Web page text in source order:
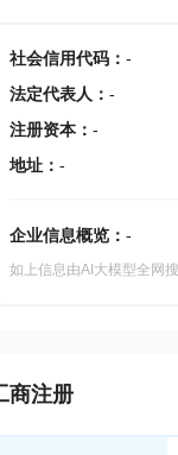
社会信用代码： -
法定代表人 ： -
注册资本： -
地址： -
企业信息概览： -
如上信息由AI大模型全网
商注册